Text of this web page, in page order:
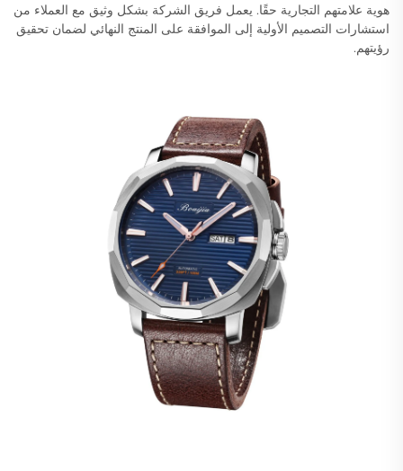
هوية علامتهم التجارية حقًا. يعمل فريق الشركة بشكل وثيق مع العملاء من
استشارات التصميم الأولية إلى الموافقة على المنتج النهائي لضمان تحقيق
رؤيتهم.